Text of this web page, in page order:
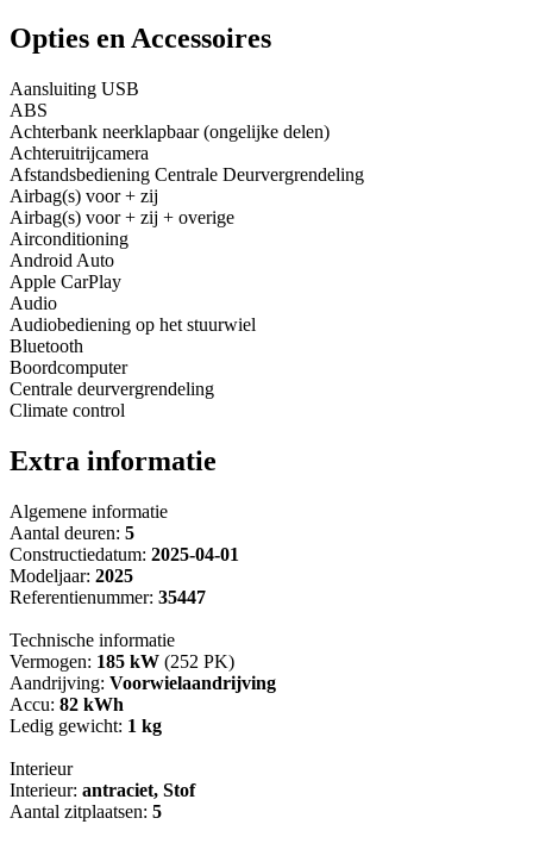
Opties en Accessoires
Aansluiting USB
ABS
Achterbank neerklapbaar (ongelijke delen)
Achteruitrijcamera
Afstandsbediening Centrale Deurvergrendeling
Airbag(s) voor + zij
Airbag(s) voor + zij + overige
Airconditioning
Android Auto
Apple CarPlay
Audio
Audiobediening op het stuurwiel
Bluetooth
Boordcomputer
Centrale deurvergrendeling
Climate control
Extra informatie
Algemene informatie
Aantal deuren: 5
Constructiedatum: 2025-04-01
Modeljaar: 2025
Referentienummer: 35447
Technische informatie
Vermogen: 185 kW (252 PK)
Aandrijving: Voorwielaandrijving
Accu: 82 kWh
Ledig gewicht: 1 kg
Interieur
Interieur: antraciet, Stof
Aantal zitplaatsen: 5